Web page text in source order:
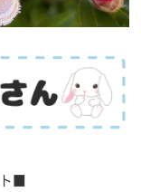
■